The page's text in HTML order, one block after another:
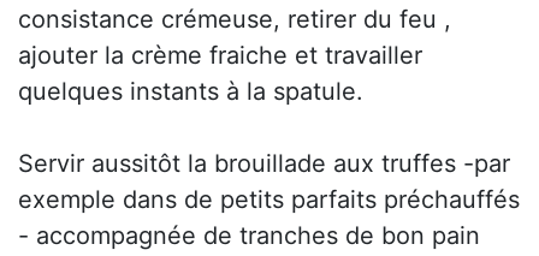
consistance crémeuse, retirer du feu ,
ajouter la crème fraiche et travailler
quelques instants à la spatule.
Servir aussitôt la brouillade aux truffes -par
exemple dans de petits parfaits préchauffés
- accompagnée de tranches de bon pain